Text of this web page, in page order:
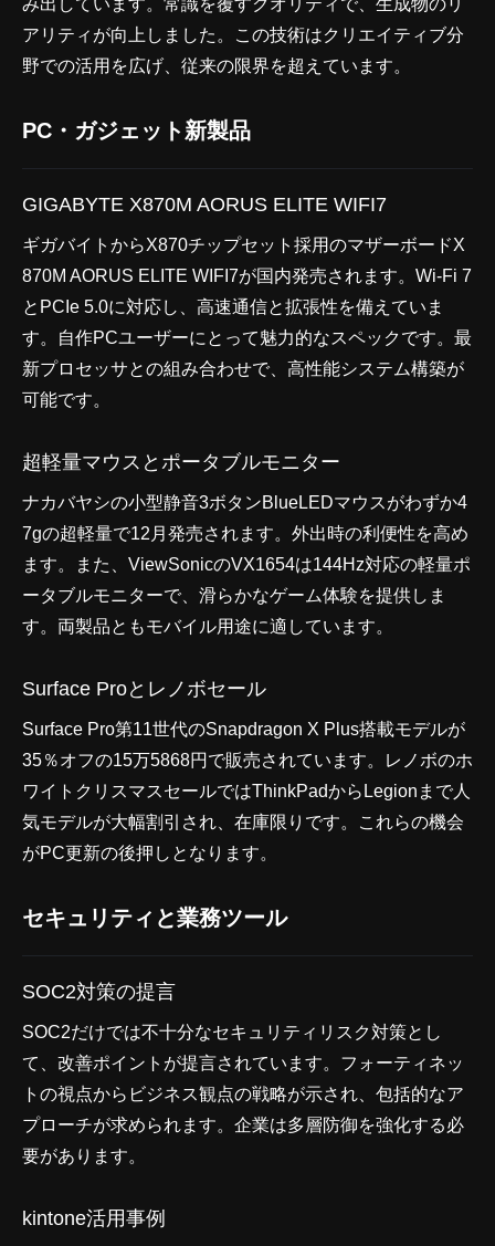
み出しています。常識を覆すクオリティで、生成物のリ
アリティが向上しました。この技術はクリエイティブ分
野での活用を広げ、従来の限界を超えています。
PC・ガジェット新製品
GIGABYTE X870M AORUS ELITE WIFI7
ギガバイトからX870チップセット採用のマザーボードX
870M AORUS ELITE WIFI7が国内発売されます。Wi-Fi 7
とPCIe 5.0に対応し、高速通信と拡張性を備えていま
す。自作PCユーザーにとって魅力的なスペックです。最
新プロセッサとの組み合わせで、高性能システム構築が
可能です。
超軽量マウスとポータブルモニター
ナカバヤシの小型静音3ボタンBlueLEDマウスがわずか4
7gの超軽量で12月発売されます。外出時の利便性を高め
ます。また、ViewSonicのVX1654は144Hz対応の軽量ポ
ータブルモニターで、滑らかなゲーム体験を提供しま
す。両製品ともモバイル用途に適しています。
Surface Proとレノボセール
Surface Pro第11世代のSnapdragon X Plus搭載モデルが
35％オフの15万5868円で販売されています。レノボのホ
ワイトクリスマスセールではThinkPadからLegionまで人
気モデルが大幅割引され、在庫限りです。これらの機会
がPC更新の後押しとなります。
セキュリティと業務ツール
SOC2対策の提言
SOC2だけでは不十分なセキュリティリスク対策とし
て、改善ポイントが提言されています。フォーティネッ
トの視点からビジネス観点の戦略が示され、包括的なア
プローチが求められます。企業は多層防御を強化する必
要があります。
kintone活用事例